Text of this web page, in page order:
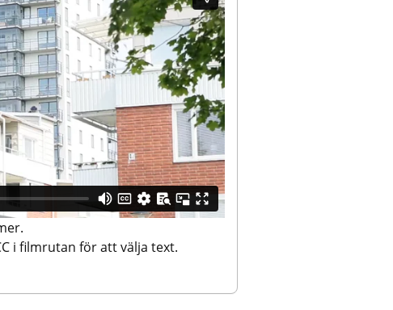
i filmrutan för att välja text.